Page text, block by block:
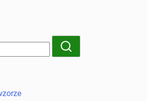
Search